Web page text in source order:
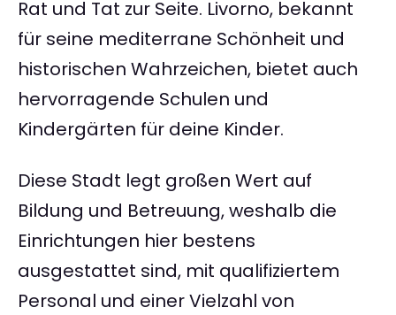
Rat und Tat zur Seite. Livorno, bekannt
für seine mediterrane Schönheit und
historischen Wahrzeichen, bietet auch
hervorragende Schulen und
Kindergärten für deine Kinder.
Diese Stadt legt großen Wert auf
Bildung und Betreuung, weshalb die
Einrichtungen hier bestens
ausgestattet sind, mit qualifiziertem
Personal und einer Vielzahl von